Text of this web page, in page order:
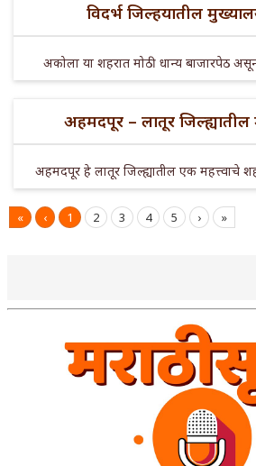
विदर्भ जिल्हयातील
अकोला या शहरात मोठी धान्य बाजारपेठ
अहमदपूर – लातूर जिल्ह्यातील
अहमदपूर हे लातूर जिल्ह्यातील एक
« ‹ 1 2 3 4 5 › »